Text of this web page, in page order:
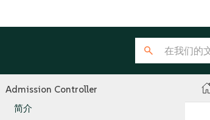
Admission Controller
简介